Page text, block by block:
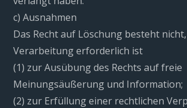
c) Ausnahmen
Das Recht auf Löschung besteht
Verarbeitung erforderlich ist
(1) zur Ausübung des Rechts auf freie
Meinungsäußerung und Information;
(2) zur Erfüllung einer rechtlichen